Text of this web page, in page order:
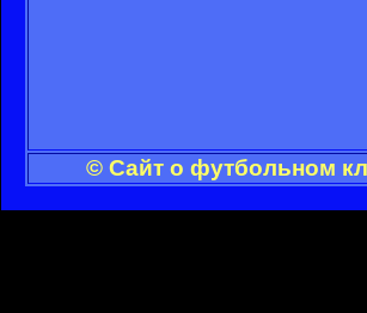
© Сайт о футбольном